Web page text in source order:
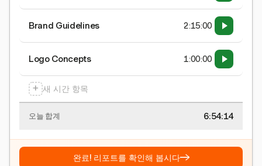
Brand Guidelines 2:15:00
Logo Concepts 1:00:00
+ 새 시간 항목
오늘 합계 6:54:15
완료! 리포트를 확인해 봅시다→